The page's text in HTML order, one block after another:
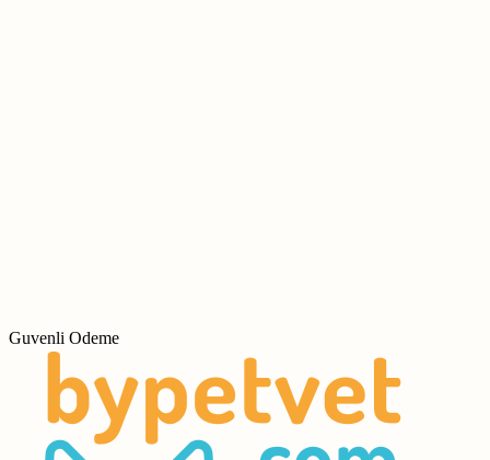
Guvenli Odeme